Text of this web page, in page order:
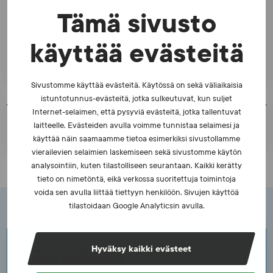
Tämä sivusto
käyttää evästeitä
Sivustomme käyttää evästeitä. Käytössä on sekä väliaikaisia
istuntotunnus-evästeitä, jotka sulkeutuvat, kun suljet
Internet-selaimen, että pysyviä evästeitä, jotka tallentuvat
laitteelle. Evästeiden avulla voimme tunnistaa selaimesi ja
käyttää näin saamaamme tietoa esimerkiksi sivustollamme
vierailevien selaimien laskemiseen sekä sivustomme käytön
analysointiin, kuten tilastolliseen seurantaan. Kaikki kerätty
tieto on nimetöntä, eikä verkossa suoritettuja toimintoja
voida sen avulla liittää tiettyyn henkilöön. Sivujen käyttöä
tilastoidaan Google Analyticsin avulla.
Hyväksy kaikki evästeet
Lajiliitot
Korruptionvastainen yhteistyöverkosto
Väestöliitto - Et ole yksin
TULOSTA SIVU
Tilaa uutiskirje